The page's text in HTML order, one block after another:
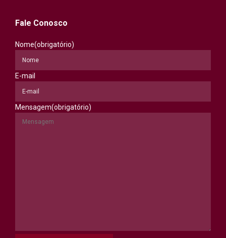
Fale Conosco
Nome(obrigatório)
E-mail
Mensagem(obrigatório)